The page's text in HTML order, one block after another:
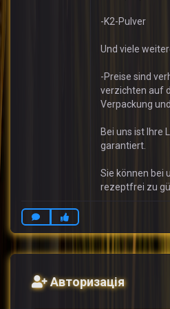
-K2-Pulver
Und viele
-Preise sind
verzichten auf
Verpackung
Bei uns ist Ihre
garantiert.
Sie können bei
rezeptfrei zu
Авторизація